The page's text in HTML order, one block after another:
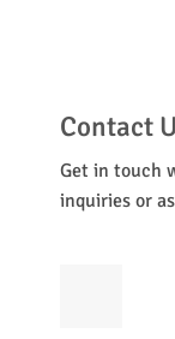
Contact
Get in touch
inquiries or